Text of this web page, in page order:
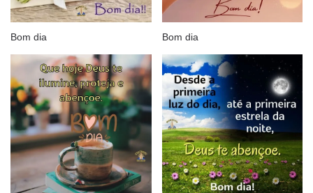
Bom dia Bom dia